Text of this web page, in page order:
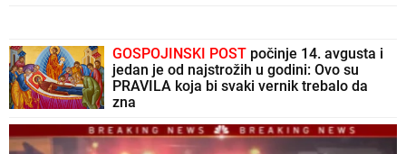
GOSPOJINSKI POST počinje 14. avgusta i
jedan je od najstrožih u godini: Ovo su
PRAVILA koja bi svaki vernik trebalo da
zna